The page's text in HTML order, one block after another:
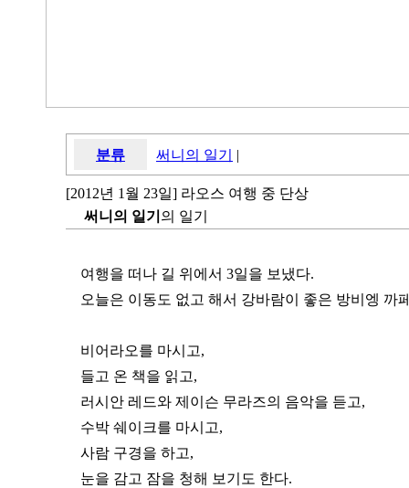
분류 써니의 일기 |
[2012년 1월 23일] 라오스 여행 중 단상
써니의 일기 의 일기
여행을 떠나 길 위에서 3일을 보냈다.
오늘은 이동도 없고 해서 강바람이 좋은 방비엥 까
비어라오를 마시고,
들고 온 책을 읽고,
러시안 레드와 제이슨 무라즈의 음악을 듣고,
수박 쉐이크를 마시고,
사람 구경을 하고,
눈을 감고 잠을 청해 보기도 한다.